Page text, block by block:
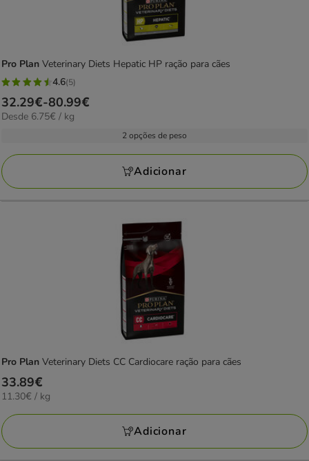
Pro Plan Veterinary Diets Hepatic HP ração para cães
4.6
estrelas
com
avaliações
4.6(5)
Preço
de
80.99€
32.29€-80.99€
6.75€
Desde 6.75€ / kg
2 opções de peso
Adicionar
Pro Plan Veterinary Diets CC Cardiocare ração para cães
Preço
33.89€
33.89€
11.30€
KG
11.30€ / kg
Adicionar